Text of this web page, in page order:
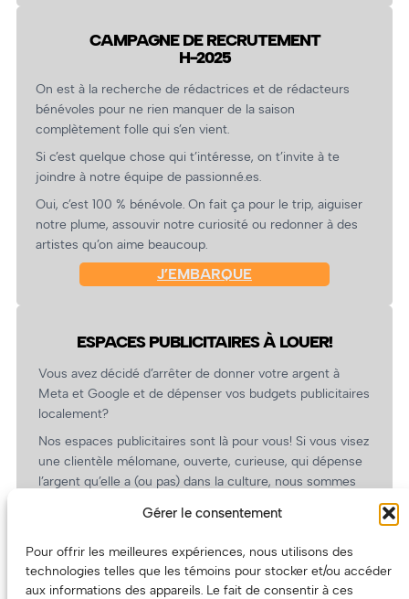
Gérer le consentement
Pour offrir les meilleures expériences, nous utilisons des
technologies telles que les témoins pour stocker et/ou accéder
aux informations des appareils. Le fait de consentir à ces
CAMPAGNE DE RECRUTEMENT
H-2025
On est à la recherche de rédactrices et de rédacteurs
bénévoles pour ne rien manquer de la saison
complètement folle qui s’en vient.
Si c’est quelque chose qui t’intéresse, on t’invite à te
joindre à notre équipe de passionné.es.
Oui, c’est 100 % bénévole. On fait ça pour le trip, aiguiser
notre plume, assouvir notre curiosité ou redonner à des
artistes qu’on aime beaucoup.
J’EMBARQUE
ESPACES PUBLICITAIRES À LOUER!
Vous avez décidé d’arrêter de donner votre argent à
Meta et Google et de dépenser vos budgets publicitaires
localement?
Nos espaces publicitaires sont là pour vous! Si vous visez
une clientèle mélomane, ouverte, curieuse, qui dépense
l’argent qu’elle a (ou pas) dans la culture, nous sommes
revient.
(Oui, on va avoir des tarifs spéciaux pour vous, les